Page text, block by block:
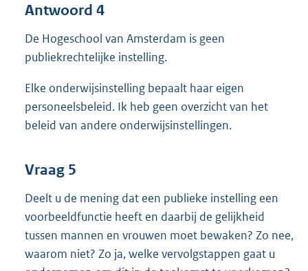
Antwoord 4
De Hogeschool van Amsterdam is geen
publiekrechtelijke instelling.
Elke onderwijsinstelling bepaalt haar eigen
personeelsbeleid. Ik heb geen overzicht van het
beleid van andere onderwijsinstellingen.
Vraag 5
Deelt u de mening dat een publieke instelling een
voorbeeldfunctie heeft en daarbij de gelijkheid
tussen mannen en vrouwen moet bewaken? Zo nee,
waarom niet? Zo ja, welke vervolgstappen gaat u